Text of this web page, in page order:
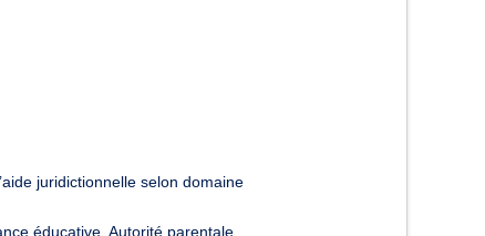
juridictionnelle selon domaine
éducative Autorité parentale